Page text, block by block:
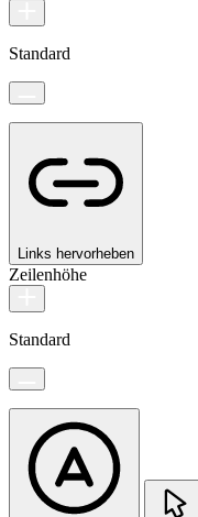
Standard
Links hervorheben
Zeilenhöhe
Standard